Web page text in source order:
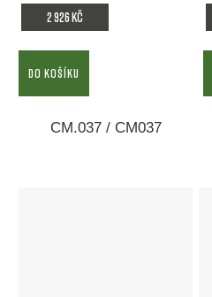
2 926 Kč
DO KOŠÍKU
CM.037 / CM037